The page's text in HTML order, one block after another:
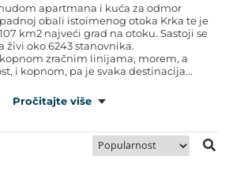
apartmana i kuća za odmor
obali istoimenog otoka Krka te je
km2 najveći grad na otoku. Sastoji se
živi oko 6243 stanovnika.
zračnim linijama, morem, a
i kopnom, pa je svaka destinacija...
Pročitajte više